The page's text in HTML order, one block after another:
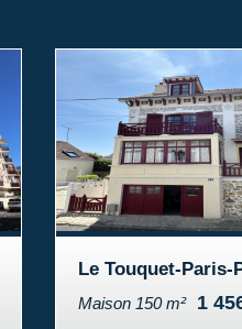
Merlimont
Appartement 47 m²